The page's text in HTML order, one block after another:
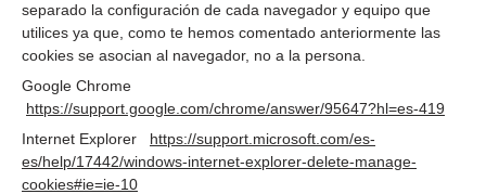
separado la configuración de cada navegador y equipo que
utilices ya que, como te hemos comentado anteriormente las
cookies se asocian al navegador, no a la persona.
Google Chrome
https://support.google.com/chrome/answer/95647?hl=es-419
Internet Explorer https://support.microsoft.com/es-
es/help/17442/windows-internet-explorer-delete-manage-
cookies#ie=ie-10